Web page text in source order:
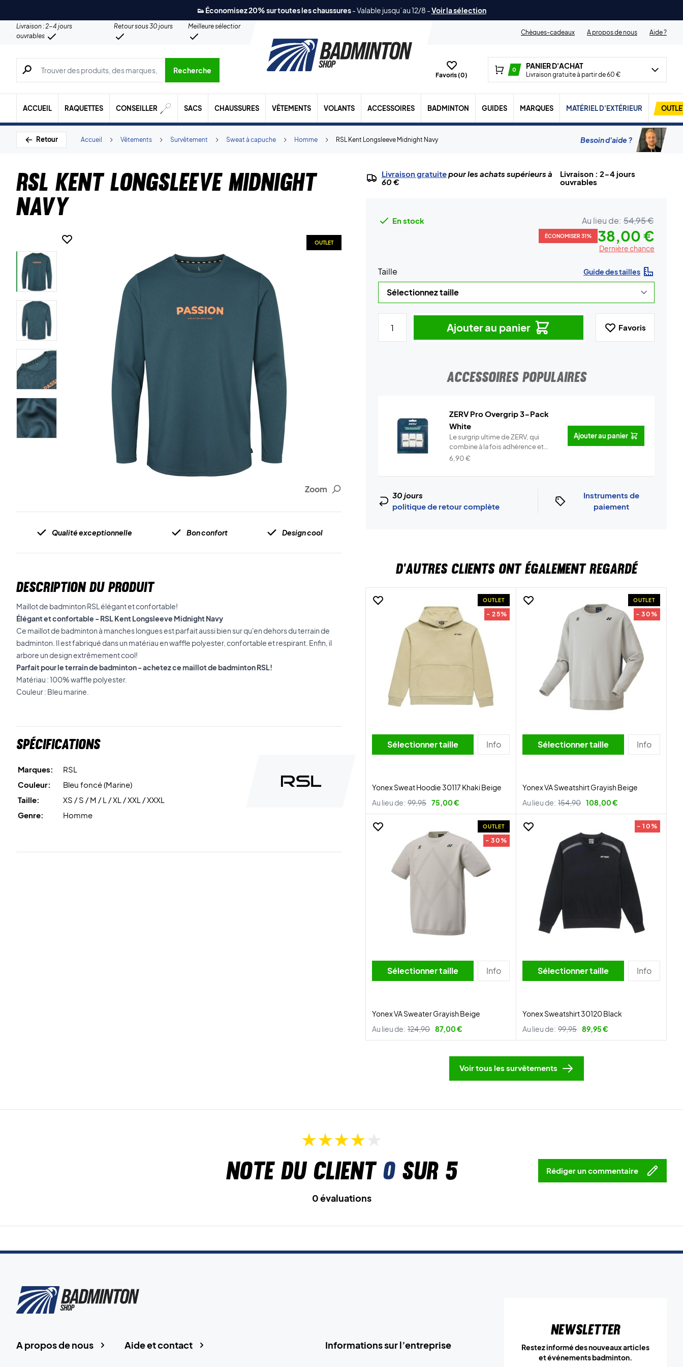
👟 Économisez 20% sur toutes les chaussures-Valable jusqu´au 12/8 -Voir la sélection
Livraison : 2-4 jours
ouvrables
Retour sous 30 jours
Meilleure sélection
Chèques-cadeaux
A propos de nous Aide ?
Recherche de produits, de marques, etc.
Recherche
Favoris (0)
0 PANIER D'ACHAT
Livraison gratuite à partir de 60 €
ACCUEIL RAQUETTES CONSEILLER SACS CHAUSSURES VÊTEMENTS VOLANTS ACCESSOIRES BADMINTON GUIDES MARQUES MATÉRIEL D'EXTÉRIEUR
Retour RSL Kent Longsleeve Midnight Navy
Homme
Sweat à capuche
Survêtement
Vêtements
Accueil Besoin d'aide ?
RSL Kent Longsleeve Midnight
Navy
Zoom
OUTLET
Qualité exceptionnelle Bon confort Design cool
DESCRIPTION DU PRODUIT
Maillot de badminton RSL élégant et confortable!
Élégant et confortable - RSL Kent Longsleeve Midnight Navy
Ce maillot de badminton à manches longues est parfait aussi bien sur qu'en dehors du terrain de
badminton. Il est fabriqué dans un matériau en waffle polyester, confortable et respirant. Enfin, il
arbore un design extrêmement cool!
Parfait pour le terrain de badminton - achetez ce maillot de badminton RSL!
Matériau : 100% waffle polyester.
Couleur : Bleu marine.
Spécifications
Marques:
RSL
Couleur:
Bleu foncé (Marine)
Taille:
XS / S / M / L / XL / XXL / XXXL
Genre:
Homme
Livraison gratuitepour les achats supérieurs à
60 €
Livraison : 2-4 jours
ouvrables
En stock Au lieu de: 54,95 €
ÉCONOMISER 31% 38,00 €
Dernière chance
Taille Guide des tailles
Ajouter au panier Favoris
ACCESSOIRES POPULAIRES
ZERV Pro Overgrip 3-Pack
White
Le surgrip ultime de ZERV, qui
combine à la fois adhérence et
co...
Info
6,90€
Ajouter au panier
30 jours
politique de retour complète
Instruments de
paiement
D'AUTRES CLIENTS ONT ÉGALEMENT REGARDÉ
OUTLET
- 25%
Sélectionner taille Info
Yonex Sweat Hoodie 30117 Khaki Beige
Au lieu de: 99,95 75,00 €
OUTLET
- 30%
Sélectionner taille Info
Yonex VA Sweatshirt Grayish Beige
Au lieu de: 154,90 108,00 €
OUTLET
- 30%
Sélectionner taille Info
Yonex VA Sweater Grayish Beige
Au lieu de: 124,90 87,00 €
- 10%
Sélectionner taille Info
Yonex Sweatshirt 30120 Black
Au lieu de: 99,95 89,95 €
Voir tous les survêtements
Note du client 0sur 5 Rédiger un commentaire
0 évaluations
Informations sur l’entreprise
Aide et contact
A propos de nous
Newsletter
Restez informé des nouveaux articles
et événements badminton.